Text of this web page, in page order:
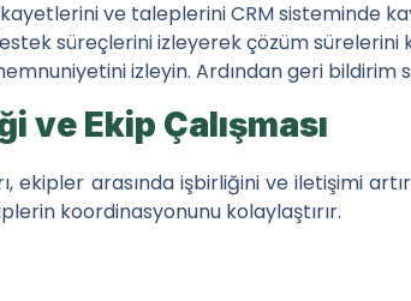
neden yavaş büyüyor?
ve taleplerini CRM sisteminde
süreçlerini izleyerek çözüm sürelerini
izleyin. Ardından geri bildirim
ve Ekip Çalışması
ekipler arasında işbirliğini ve iletişimi
koordinasyonunu kolaylaştırır.